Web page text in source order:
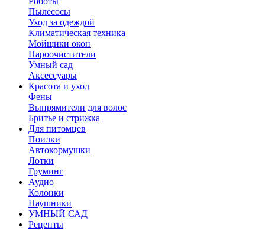
Пылесосы
Уход за одеждой
Климатическая техника
Мойщики окон
Пароочистители
Умный сад
Аксессуары
Красота и уход
Фены
Выпрямители для волос
Бритье и стрижка
Для питомцев
Поилки
Автокормушки
Лотки
Груминг
Аудио
Колонки
Наушники
УМНЫЙ САД
Рецепты